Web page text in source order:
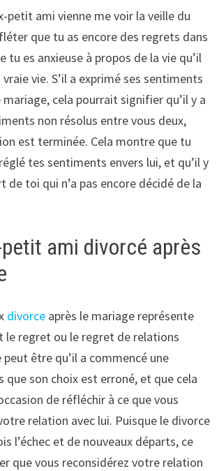
petit ami vienne me voir la veille du
que tu as encore des regrets dans
tu es anxieuse à propos de la vie qu’il
vie. S’il a exprimé ses sentiments
cela pourrait signifier qu’il y a
non résolus entre vous deux,
est terminée. Cela montre que tu
tes sentiments envers lui, et qu’il y
de toi qui n’a pas encore décidé de la
petit ami divorcé après
divorceaprès le mariage représente
le regret ou le regret de relations
peut être qu’il a commencé une
que son choix est erroné, et que cela
de réfléchir à ce que vous
relation avec lui. Puisque le divorce
l’échec et de nouveaux départs, ce
que vous reconsidérez votre relation